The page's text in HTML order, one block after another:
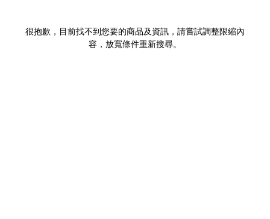
很抱歉，目前找不到您要的商品及資訊，請嘗試調整限縮內
容，放寬條件重新搜尋。